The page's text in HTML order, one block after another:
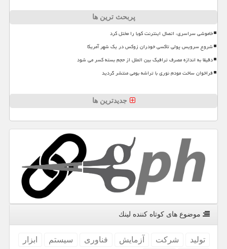
پربحث ترین ها
خاموشی سراسری، اتصال اینترنت کوبا را مختل کرد
شروع سرویس پولی تاکسی خودران زوکس در یک شهر آمریکا
دقیقا به اندازه مصرف ترافیک بین الملل از حجم بسته کسر می شود
فراخوان ساخت مودم نوری با تراشه بومی منتشر گردید
جدیدترین ها
موضوع های كوتاه كننده لینك
تولید شركت آزمایش فناوری سیستم
ابزار